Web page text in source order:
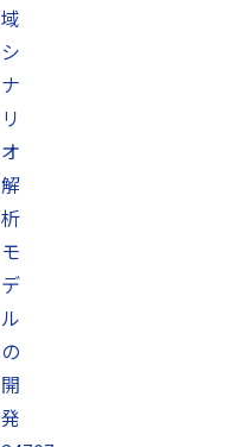
域
シ
ナ
リ
オ
解
析
モ
デ
ル
の
開
発